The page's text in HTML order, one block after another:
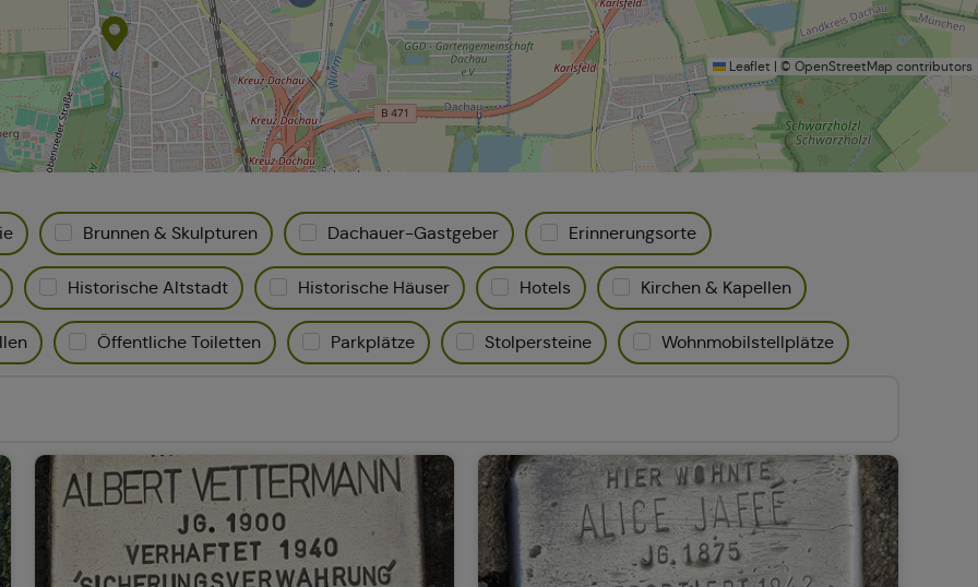
Leaflet | © OpenStreetMap contributors
Brunnen & Skulpturen Dachauer-Gastgeber Erinnerungsorte
Historische Altstadt Historische Häuser Hotels Kirchen & Kapellen
Öffentliche Toiletten Parkplätze Stolpersteine Wohnmobilstellplätze